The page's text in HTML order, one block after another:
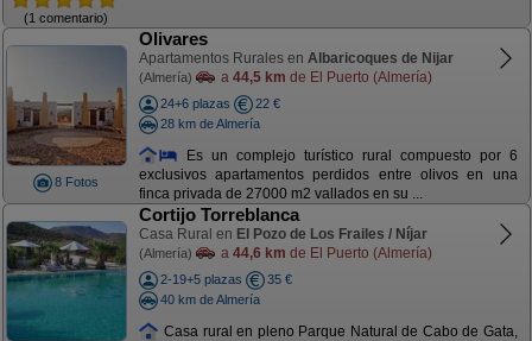
(1 comentario)
8 Fotos
Olivares
Apartamentos Rurales en Albaricoques de Nijar
(Almería) a 44,5 km de El Puerto (Almería)
24+6 plazas
22 €
28 km de Almería
Es un complejo turístico rural compuesto por 6
exclusivos apartamentos perdidos entre olivos en una
finca privada de 27000 m2 vallados en su ...
Cortijo Torreblanca
Casa Rural en El Pozo de Los Frailes / Níjar
(Almería) a 44,6 km de El Puerto (Almería)
2-19+5 plazas
35 €
40 km de Almería
Casa rural en pleno Parque Natural de Cabo de Gata,